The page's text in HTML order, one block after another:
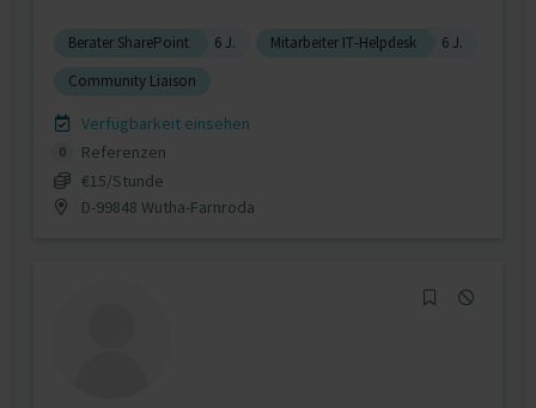
Berater SharePoint 6 J. Mitarbeiter IT-Helpdesk
6 J.
Community Liaison
Verfügbarkeit einsehen
0
Referenzen
€15/Stunde
D-99848 Wutha-Farnroda